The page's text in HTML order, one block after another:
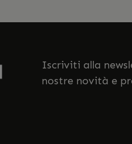
Iscriviti alla
nostre novità e